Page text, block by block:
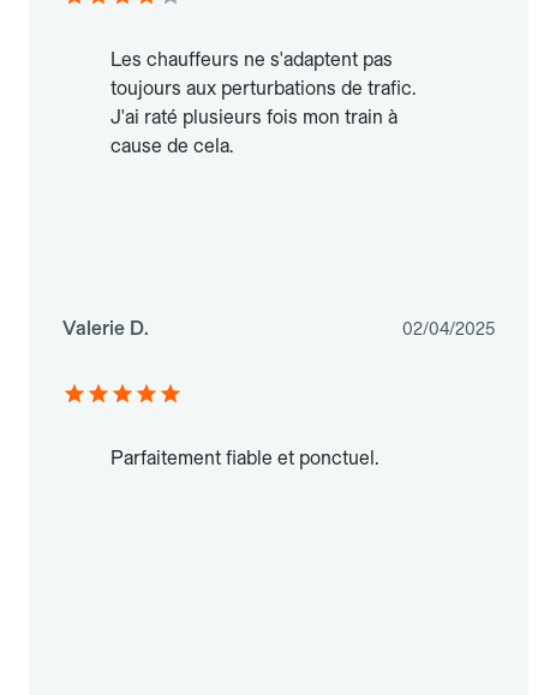
Les chauffeurs ne s'adaptent pas
toujours aux perturbations de trafic.
J'ai raté plusieurs fois mon train à
cause de cela.
Valerie D. 02/04/2025
Parfaitement fiable et ponctuel.